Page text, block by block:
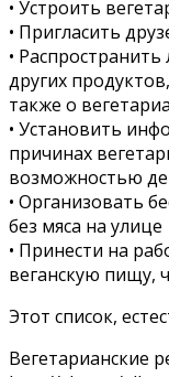
• Устроить
• Пригласить
•
других
также о
• Установить
причинах
возможностью
• Организовать
без мяса на улице
• Принести на
веганскую пищу,
Этот список,
Вегетарианские